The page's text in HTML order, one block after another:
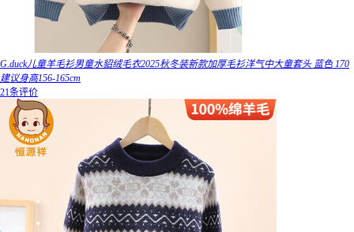
G.duck儿童羊毛衫男童水貂绒毛衣2025秋冬装新款加厚毛衫洋气中大童套头 蓝色 170
建议身高156-165cm
21条评价